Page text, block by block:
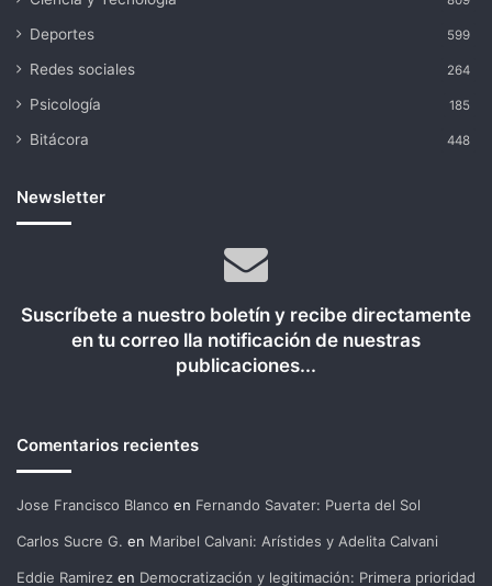
Deportes 599
Redes sociales 264
Psicología 185
Bitácora 448
Newsletter
Suscríbete a nuestro boletín y recibe directamente
en tu correo lla notificación de nuestras
publicaciones...
Comentarios recientes
Jose Francisco Blanco en Fernando Savater: Puerta del Sol
Carlos Sucre G. en Maribel Calvani: Arístides y Adelita Calvani
Eddie Ramirez en Democratización y legitimación: Primera prioridad